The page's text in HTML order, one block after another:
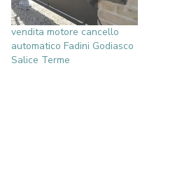
vendita motore cancello
automatico Fadini Godiasco
Salice Terme